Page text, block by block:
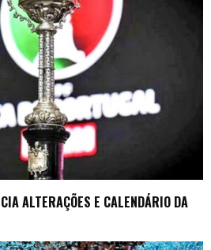
ALTERAÇÕES E CALENDÁRIO DA